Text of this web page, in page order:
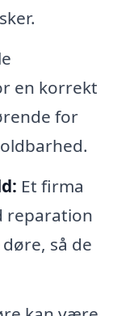
en korrekt
for
Et firma
reparation
så de